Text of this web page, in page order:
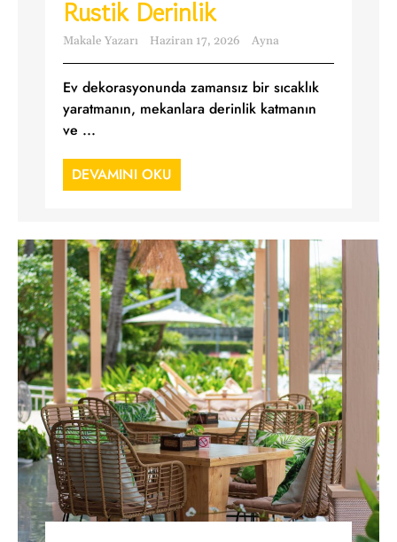
Rustik Derinlik
Makale Yazarı Haziran 17, 2026 Ayna
Ev dekorasyonunda zamansız bir sıcaklık
yaratmanın, mekanlara derinlik katmanın
ve ...
DEVAMINI OKU